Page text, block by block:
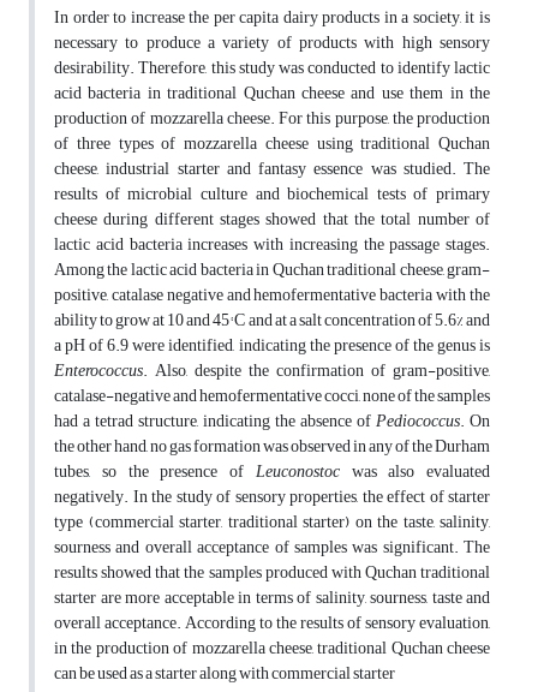
In order to increase the per capita dairy products in a society, it is
necessary to produce a variety of products with high sensory
desirability. Therefore, this study was conducted to identify lactic
acid bacteria in traditional Quchan cheese and use them in the
production of mozzarella cheese. For this purpose, the production
of three types of mozzarella cheese using traditional Quchan
cheese, industrial starter and fantasy essence was studied. The
results of microbial culture and biochemical tests of primary
cheese during different stages showed that the total number of
lactic acid bacteria increases with increasing the passage stages.
Among the lactic acid bacteria in Quchan traditional cheese, gram-
positive, catalase negative and hemofermentative bacteria with the
ability to grow at 10 and 45° C and at a salt concentration of 5.6% and
a pH of 6.9 were identified, indicating the presence of the genus is
Enterococcus. Also, despite the confirmation of gram-positive,
catalase-negative and hemofermentative cocci, none of the samples
had a tetrad structure, indicating the absence ofPediococcus. On
the other hand, no gas formation was observed in any of the Durham
tubes, so the presence of Leuconostocwas also evaluated
negatively. In the study of sensory properties, the effect of starter
type (commercial starter, traditional starter) on the taste, salinity,
sourness and overall acceptance of samples was significant. The
results showed that the samples produced with Quchan traditional
starter are more acceptable in terms of salinity, sourness, taste and
overall acceptance. According to the results of sensory evaluation,
in the production of mozzarella cheese, traditional Quchan cheese
can be used as a starter along with commercial starter